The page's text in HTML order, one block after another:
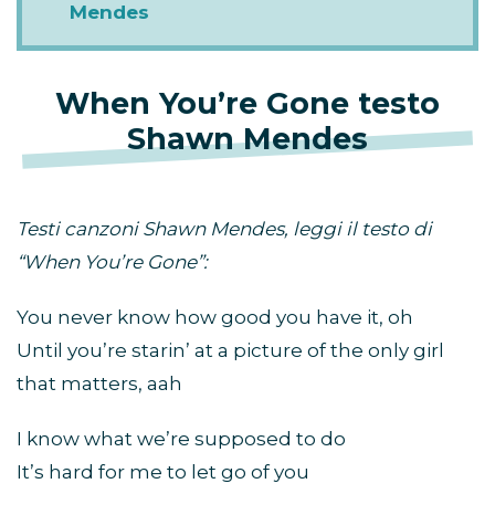
Mendes
When You’re Gone testo
Shawn Mendes
Testi canzoni Shawn Mendes, leggi il testo di
“When You’re Gone”:
You never know how good you have it, oh
Until you’re starin’ at a picture of the only girl
that matters, aah
I know what we’re supposed to do
It’s hard for me to let go of you